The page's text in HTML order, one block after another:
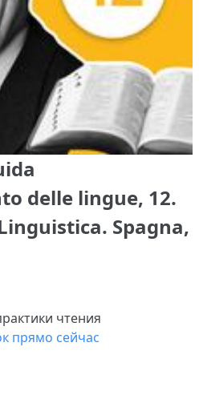
delle lingue, 12.
Spagna,
чтения
прямо сейчас